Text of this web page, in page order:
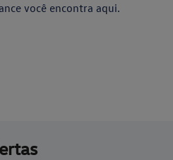
você encontra aqui.